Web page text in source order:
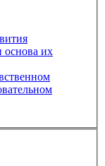
основа их